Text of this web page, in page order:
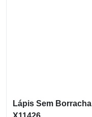
Lápis Sem Borracha